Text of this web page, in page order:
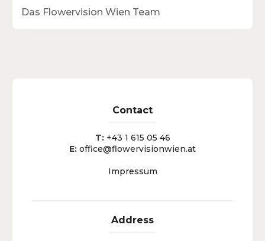
Das Flowervision Wien Team
Contact
T: +43 1 615 05 46
E: office@flowervisionwien.at
Impressum
Address